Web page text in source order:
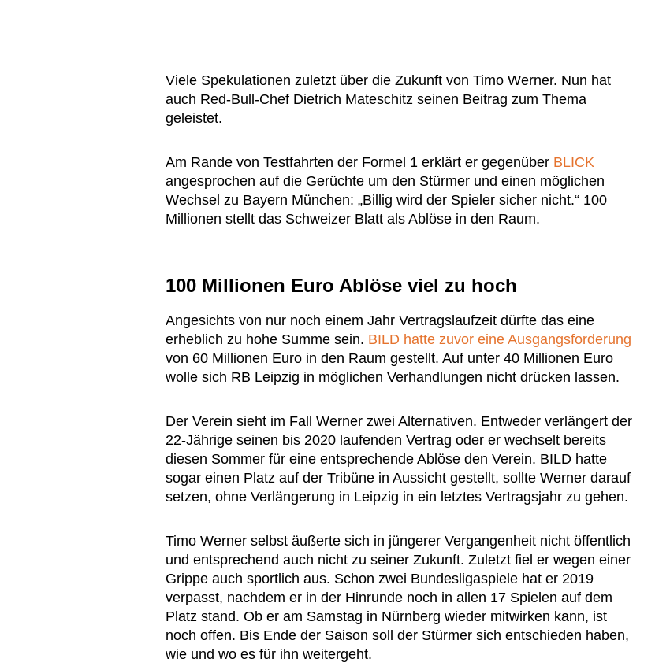
Viele Spekulationen zuletzt über die Zukunft von Timo Werner. Nun hat
auch Red-Bull-Chef Dietrich Mateschitz seinen Beitrag zum Thema
geleistet.
Am Rande von Testfahrten der Formel 1 erklärt er gegenüber BLICK
angesprochen auf die Gerüchte um den Stürmer und einen möglichen
Wechsel zu Bayern München: „Billig wird der Spieler sicher nicht.“ 100
Millionen stellt das Schweizer Blatt als Ablöse in den Raum.
100 Millionen Euro Ablöse viel zu hoch
Angesichts von nur noch einem Jahr Vertragslaufzeit dürfte das eine
erheblich zu hohe Summe sein. BILD hatte zuvor eine Ausgangsforderung
von 60 Millionen Euro in den Raum gestellt. Auf unter 40 Millionen Euro
wolle sich RB Leipzig in möglichen Verhandlungen nicht drücken lassen.
Der Verein sieht im Fall Werner zwei Alternativen. Entweder verlängert der
22-Jährige seinen bis 2020 laufenden Vertrag oder er wechselt bereits
diesen Sommer für eine entsprechende Ablöse den Verein. BILD hatte
sogar einen Platz auf der Tribüne in Aussicht gestellt, sollte Werner darauf
setzen, ohne Verlängerung in Leipzig in ein letztes Vertragsjahr zu gehen.
Timo Werner selbst äußerte sich in jüngerer Vergangenheit nicht öffentlich
und entsprechend auch nicht zu seiner Zukunft. Zuletzt fiel er wegen einer
Grippe auch sportlich aus. Schon zwei Bundesligaspiele hat er 2019
verpasst, nachdem er in der Hinrunde noch in allen 17 Spielen auf dem
Platz stand. Ob er am Samstag in Nürnberg wieder mitwirken kann, ist
noch offen. Bis Ende der Saison soll der Stürmer sich entschieden haben,
wie und wo es für ihn weitergeht.